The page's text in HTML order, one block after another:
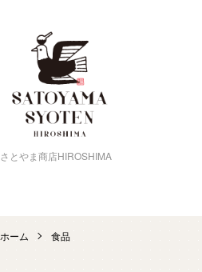
さとやま商店HIROSHIMA
ホーム 食品